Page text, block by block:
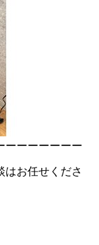
ーーーーーーー
はお任せくださ